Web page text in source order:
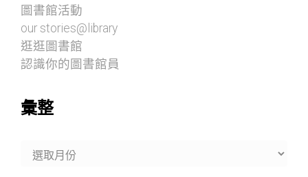
圖書館活動
our stories@library
逛逛圖書館
認識你的圖書館員
彙整